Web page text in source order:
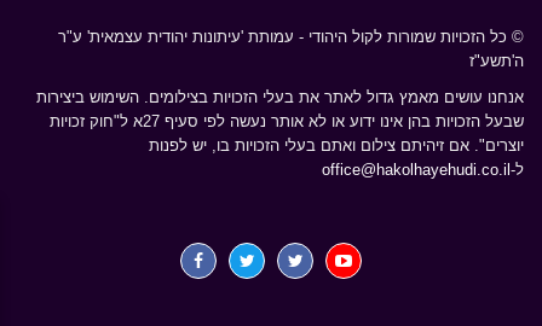
© כל הזכויות שמורות לקול היהודי - עמותת 'עיתונות יהודית עצמאית' ע"ר
ה'תשע"ז
אנחנו עושים מאמץ גדול לאתר את בעלי הזכויות בצילומים. השימוש ביצירות
שבעל הזכויות בהן אינו ידוע או לא אותר נעשה לפי סעיף 27א ל"חוק זכויות
יוצרים". אם זיהיתם צילום ואתם בעלי הזכויות בו, יש לפנות
ל- office@hakolhayehudi.co.il